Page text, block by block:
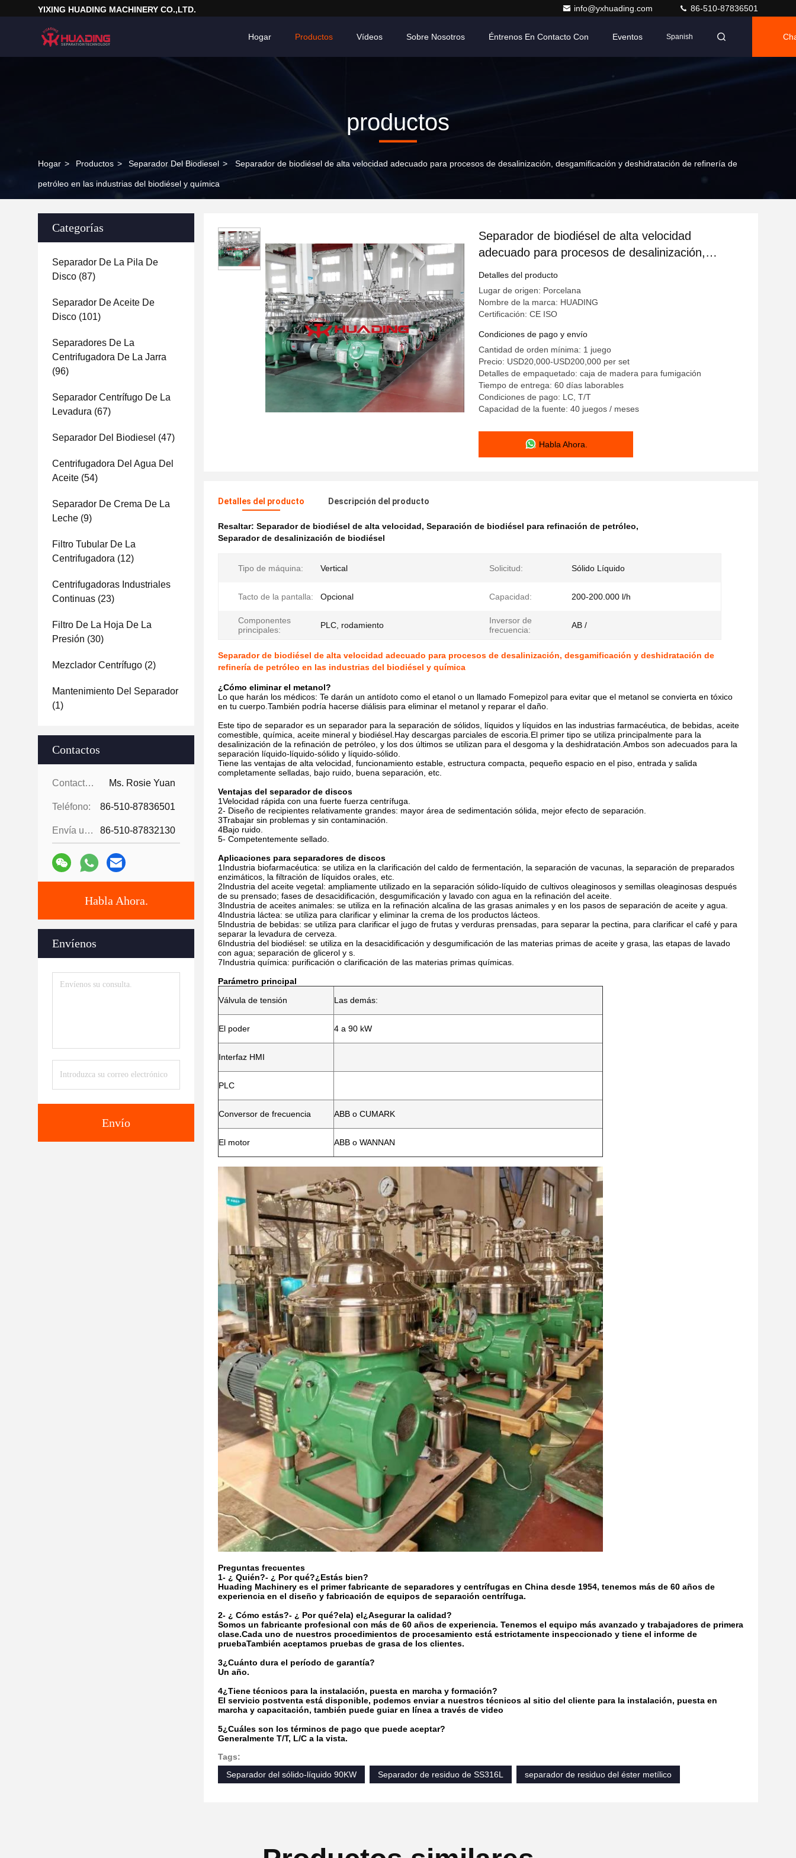
YIXING HUADING MACHINERY CO.,LTD. info@yxhuading.com 86-510-87836501
Hogar Productos Vídeos Sobre Nosotros Éntrenos En Contacto Con Eventos Spanish
productos
Hogar > Productos > Separador Del Biodiesel > Separador de biodiésel de alta velocidad adecuado para procesos de desalinización, desgamificación y deshidratación de refinería de
petróleo en las industrias del biodiésel y química
Categorías
Separador De La Pila De
Disco (87)
Separador De Aceite De
Disco (101)
Separadores De La
Centrifugadora De La Jarra
(96)
Separador Centrífugo De La
Levadura (67)
Separador Del Biodiesel (47)
Centrifugadora Del Agua Del
Aceite (54)
Separador De Crema De La
Leche (9)
Filtro Tubular De La
Centrifugadora (12)
Centrifugadoras Industriales
Continuas (23)
Filtro De La Hoja De La
Presión (30)
Mezclador Centrífugo (2)
Mantenimiento Del Separador
(1)
Contactos
Contactos: Ms. Rosie Yuan
Teléfono: 86-510-87836501
Envía un fax.: 86-510-87832130
Habla Ahora.
Envíenos
Envío
Separador de biodiésel de alta velocidad
adecuado para procesos de desalinización,
desgamificación y deshidratación de refinería de
petróleo en las industrias del biodiésel y química
Detalles del producto
Lugar de origen: Porcelana
Nombre de la marca: HUADING
Certificación: CE ISO
Condiciones de pago y envío
Cantidad de orden mínima: 1 juego
Precio: USD20,000-USD200,000 per set
Detalles de empaquetado: caja de madera para fumigación
Tiempo de entrega: 60 días laborables
Condiciones de pago: LC, T/T
Capacidad de la fuente: 40 juegos / meses
Habla Ahora.
Detalles del producto Descripción del producto
Resaltar: Separador de biodiésel de alta velocidad, Separación de biodiésel para refinación de petróleo,
Separador de desalinización de biodiésel
Tipo de máquina: Vertical Solicitud: Sólido Líquido
Tacto de la pantalla: Opcional Capacidad: 200-200.000 l/h
Componentes
principales:
PLC, rodamiento
Inversor de
frecuencia:
AB /
Separador de biodiésel de alta velocidad adecuado para procesos de desalinización, desgamificación y deshidratación de
refinería de petróleo en las industrias del biodiésel y química
¿Cómo eliminar el metanol?
Lo que harán los médicos: Te darán un antídoto como el etanol o un llamado Fomepizol para evitar que el metanol se convierta en tóxico
en tu cuerpo.También podría hacerse diálisis para eliminar el metanol y reparar el daño.
Este tipo de separador es un separador para la separación de sólidos, líquidos y líquidos en las industrias farmacéutica, de bebidas, aceite
comestible, química, aceite mineral y biodiésel.Hay descargas parciales de escoria.El primer tipo se utiliza principalmente para la
desalinización de la refinación de petróleo, y los dos últimos se utilizan para el desgoma y la deshidratación.Ambos son adecuados para la
separación líquido-líquido-sólido y líquido-sólido.
Tiene las ventajas de alta velocidad, funcionamiento estable, estructura compacta, pequeño espacio en el piso, entrada y salida
completamente selladas, bajo ruido, buena separación, etc.
Ventajas del separador de discos
1Velocidad rápida con una fuerte fuerza centrífuga.
2- Diseño de recipientes relativamente grandes: mayor área de sedimentación sólida, mejor efecto de separación.
3Trabajar sin problemas y sin contaminación.
4Bajo ruido.
5- Competentemente sellado.
Aplicaciones para separadores de discos
1Industria biofarmacéutica: se utiliza en la clarificación del caldo de fermentación, la separación de vacunas, la separación de preparados
enzimáticos, la filtración de líquidos orales, etc.
2Industria del aceite vegetal: ampliamente utilizado en la separación sólido-líquido de cultivos oleaginosos y semillas oleaginosas después
de su prensado; fases de desacidificación, desgumificación y lavado con agua en la refinación del aceite.
3Industria de aceites animales: se utiliza en la refinación alcalina de las grasas animales y en los pasos de separación de aceite y agua.
4Industria láctea: se utiliza para clarificar y eliminar la crema de los productos lácteos.
5Industria de bebidas: se utiliza para clarificar el jugo de frutas y verduras prensadas, para separar la pectina, para clarificar el café y para
separar la levadura de cerveza.
6Industria del biodiésel: se utiliza en la desacidificación y desgumificación de las materias primas de aceite y grasa, las etapas de lavado
con agua; separación de glicerol y s.
7Industria química: purificación o clarificación de las materias primas químicas.
Parámetro principal
Válvula de tensión
Las demás:
El poder 4 a 90 kW
Interfaz HMI
PLC
Conversor de frecuencia ABB o CUMARK
El motor ABB o WANNAN
Preguntas frecuentes
1- ¿ Quién?- ¿ Por qué?¿Estás bien?
Huading Machinery es el primer fabricante de separadores y centrífugas en China desde 1954, tenemos más de 60 años de
experiencia en el diseño y fabricación de equipos de separación centrífuga.
2- ¿ Cómo estás?- ¿ Por qué?ela) el¿Asegurar la calidad?
Somos un fabricante profesional con más de 60 años de experiencia. Tenemos el equipo más avanzado y trabajadores de primera
clase.Cada uno de nuestros procedimientos de procesamiento está estrictamente inspeccionado y tiene el informe de
pruebaTambién aceptamos pruebas de grasa de los clientes.
3¿Cuánto dura el período de garantía?
Un año.
4¿Tiene técnicos para la instalación, puesta en marcha y formación?
El servicio postventa está disponible, podemos enviar a nuestros técnicos al sitio del cliente para la instalación, puesta en
marcha y capacitación, también puede guiar en línea a través de video
5¿Cuáles son los términos de pago que puede aceptar?
Generalmente T/T, L/C a la vista.
Tags:
Separador del sólido-líquido 90KW
Separador de residuo de SS316L separador de residuo del éster metílico